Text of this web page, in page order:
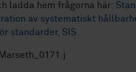
ladda hem frågorna här:
av systematiskt
standarder, SIS